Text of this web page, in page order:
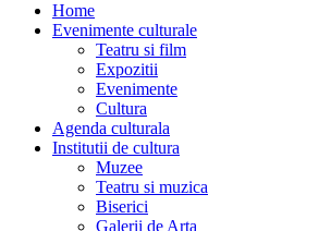
Home
Evenimente culturale
Teatru si film
Expozitii
Evenimente
Cultura
Agenda culturala
Institutii de cultura
Muzee
Teatru si muzica
Biserici
Galerii de Arta